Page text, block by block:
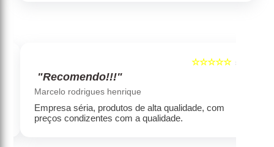
5
☆☆☆☆☆
"Recomendo!!!"
Marcelo rodrigues henrique
Empresa séria, produtos de alta qualidade, com
preços condizentes com a qualidade.